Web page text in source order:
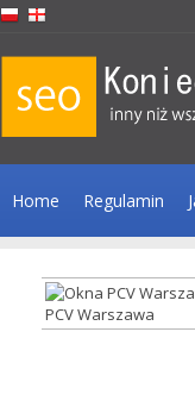
Home Regulamin
Warszawa
się w